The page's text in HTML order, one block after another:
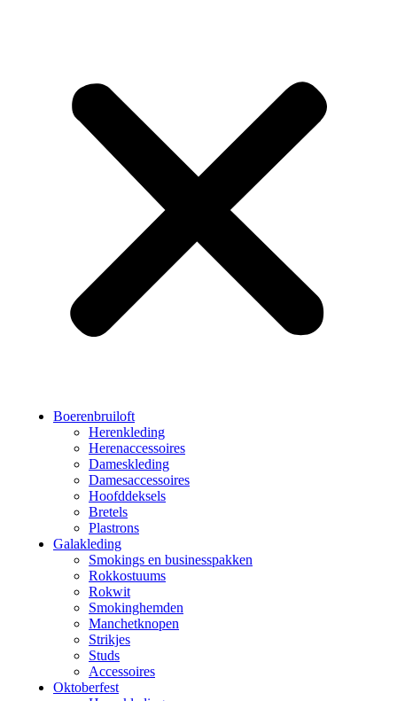
Boerenbruiloft
Herenkleding
Herenaccessoires
Dameskleding
Damesaccessoires
Hoofddeksels
Bretels
Plastrons
Galakleding
Smokings en businesspakken
Rokkostuums
Rokwit
Smokinghemden
Manchetknopen
Strikjes
Studs
Accessoires
Oktoberfest